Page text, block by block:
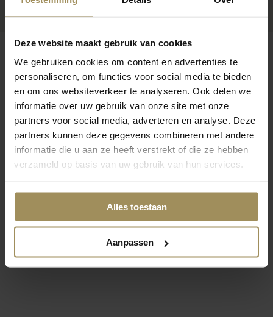
Deze website maakt gebruik van cookies
We gebruiken cookies om content en advertenties te
personaliseren, om functies voor social media te bieden
en om ons websiteverkeer te analyseren. Ook delen we
informatie over uw gebruik van onze site met onze
partners voor social media, adverteren en analyse. Deze
partners kunnen deze gegevens combineren met andere
informatie die u aan ze heeft verstrekt of die ze hebben
verzameld op basis van uw gebruik van hun services.
Alles toestaan
Aanpassen
Op zoek naar meer inspiratie?